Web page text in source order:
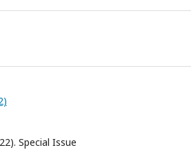
Special Issue